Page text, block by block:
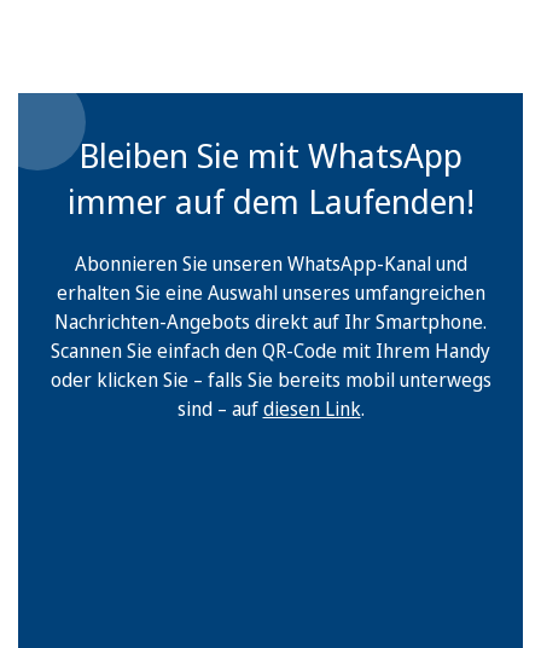
Bleiben Sie mit WhatsApp
immer auf dem Laufenden!
Abonnieren Sie unseren WhatsApp-Kanal und
erhalten Sie eine Auswahl unseres umfangreichen
Nachrichten-Angebots direkt auf Ihr Smartphone.
Scannen Sie einfach den QR-Code mit Ihrem Handy
oder klicken Sie – falls Sie bereits mobil unterwegs
sind – aufdiesen Link.